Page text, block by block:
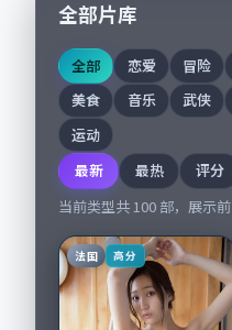
全部片库
全部 恋爱 冒险
美食
音乐 武侠
运动
最新
最热
评分
当前类型共 100 部，展示前
法国 高分